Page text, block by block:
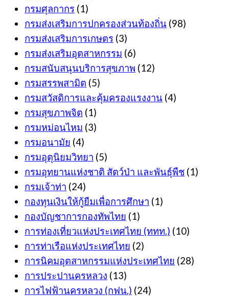
กรมศุลกากร (1)
กรมส่งเสริมการปกครองส่วนท้องถิ่น (98)
กรมส่งเสริมการเกษตร (3)
กรมส่งเสริมอุตสาหกรรม (6)
กรมสนับสนุนบริการสุขภาพ (12)
กรมสรรพสามิต (5)
กรมสวัสดิการและคุ้มครองแรงงาน (4)
กรมสุขภาพจิต (1)
กรมหม่อนไหม (3)
กรมอนามัย (4)
กรมอุตุนิยมวิทยา (5)
กรมอุทยานแห่งชาติ สัตว์ป่า และพันธุ์พืช (1)
กรมเจ้าท่า (24)
กองทุนเงินให้กู้ยืมเพื่อการศึกษา (1)
กองบัญชาการกองทัพไทย (1)
การท่องเที่ยวแห่งประเทศไทย (ททท.) (10)
การท่าเรือแห่งประเทศไทย (2)
การนิคมอุตสาหกรรมแห่งประเทศไทย (28)
การประปานครหลวง (13)
การไฟฟ้านครหลวง (กฟน.) (24)